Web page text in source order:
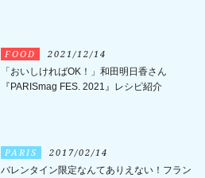
FOOD 2021/12/14
「おいしければOK！」和田明日香さん
『PARISmag FES. 2021』レシピ紹介
PARIS 2017/02/14
バレンタイン限定なんてありえない！フラン